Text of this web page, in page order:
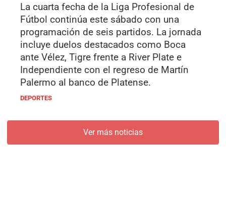
La cuarta fecha de la Liga Profesional de
Fútbol continúa este sábado con una
programación de seis partidos. La jornada
incluye duelos destacados como Boca
ante Vélez, Tigre frente a River Plate e
Independiente con el regreso de Martín
Palermo al banco de Platense.
DEPORTES
Ver más noticias